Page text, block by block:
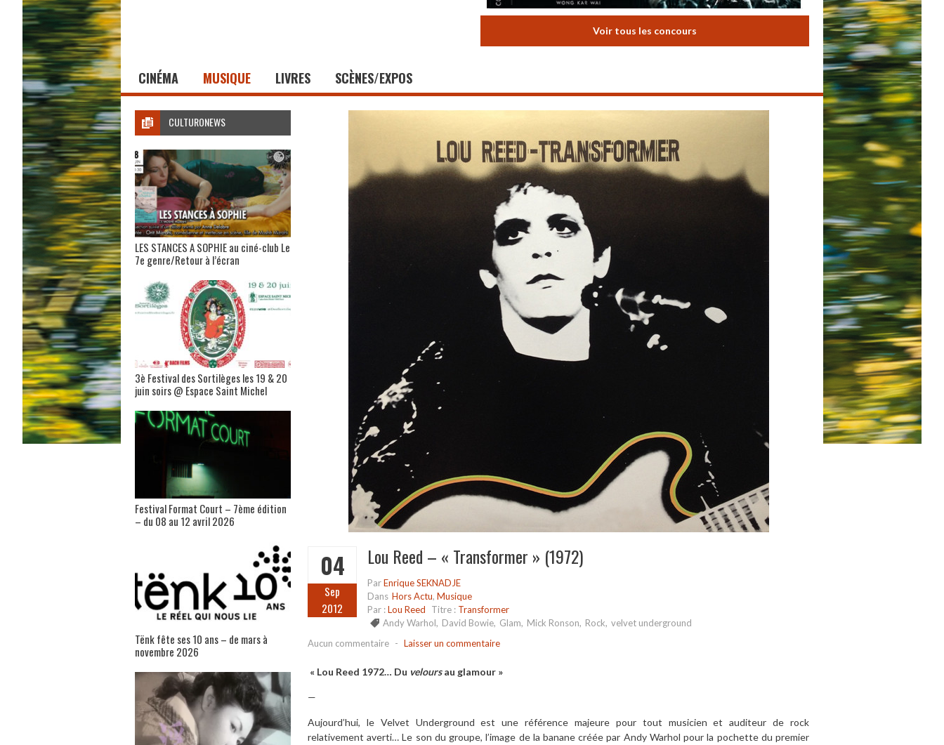
Voir tous les concours
CINÉMA MUSIQUE LIVRES SCÈNES/EXPOS
04
Sep
2012
Lou Reed – « Transformer » (1972)
ParEnrique SEKNADJE
Dans Hors Actu, Musique
Par :Lou Reed Titre : Transformer
Andy Warhol, David Bowie, Glam, Mick Ronson, Rock, velvet underground
Aucun commentaire - Laisser un commentaire
« Lou Reed 1972… Du veloursau glamour »
—
Aujourd’hui, le Velvet Underground est une référence majeure pour tout musicien et auditeur de rock
relativement averti… Le son du groupe, l’image de la banane créée par Andy Warhol pour la pochette du premier
CULTURONEWS
LES STANCES A SOPHIE au ciné-club Le
7e genre/Retour à l’écran
3è Festival des Sortilèges les 19 & 20
juin soirs @ Espace Saint Michel
Festival Format Court – 7ème édition
– du 08 au 12 avril 2026
Tënk fête ses 10 ans – de mars à
novembre 2026